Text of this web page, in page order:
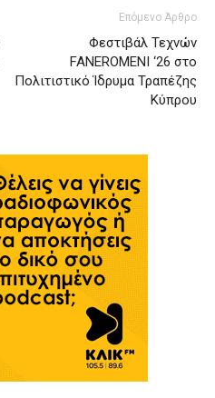
Επόμενο Άρθρο
Φεστιβάλ Τεχνών
FANEROMENI ‘26 στο
Πολιτιστικό Ίδρυμα Τραπέζης
Κύπρου